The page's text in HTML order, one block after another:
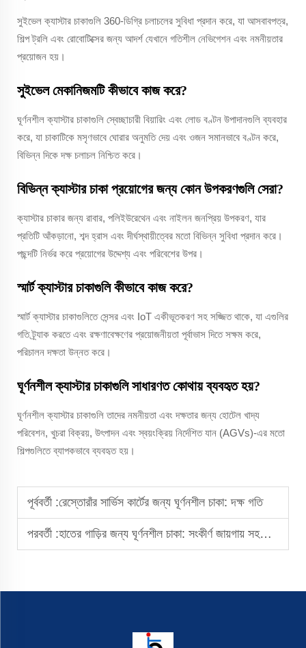
সুইভেল ক্যাস্টার চাকাগুলি 360-ডিগ্রি চলাচলের সুবিধা প্রদান করে, যা আসবাবপত্র,
শিল্প ট্রলি এবং রোবোটিক্সের জন্য আদর্শ যেখানে গতিশীল নেভিগেশন এবং নমনীয়তার
প্রয়োজন হয়।
সুইভেল মেকানিজমটি কীভাবে কাজ করে?
ঘূর্ণনশীল ক্যাস্টার চাকাগুলি স্বেচ্ছাচারী বিয়ারিং এবং লোড বণ্টন উপাদানগুলি ব্যবহার
করে, যা চাকাটিকে মসৃণভাবে ঘোরার অনুমতি দেয় এবং ওজন সমানভাবে বণ্টন করে,
বিভিন্ন দিকে দক্ষ চলাচল নিশ্চিত করে।
বিভিন্ন ক্যাস্টার চাকা প্রয়োগের জন্য কোন উপকরণগুলি সেরা?
ক্যাস্টার চাকার জন্য রাবার, পলিইউরেথেন এবং নাইলন জনপ্রিয় উপকরণ, যার
প্রতিটি আঁকড়ানো, শব্দ হ্রাস এবং দীর্ঘস্থায়ীত্বের মতো বিভিন্ন সুবিধা প্রদান করে।
পছন্দটি নির্ভর করে প্রয়োগের উদ্দেশ্য এবং পরিবেশের উপর।
স্মার্ট ক্যাস্টার চাকাগুলি কীভাবে কাজ করে?
স্মার্ট ক্যাস্টার চাকাগুলিতে সেন্সর এবং IoT একীভূতকরণ সহ সজ্জিত থাকে, যা এগুলির
গতি ট্র্যাক করতে এবং রক্ষণাবেক্ষণের প্রয়োজনীয়তা পূর্বাভাস দিতে সক্ষম করে,
পরিচালন দক্ষতা উন্নত করে।
ঘূর্ণনশীল ক্যাস্টার চাকাগুলি সাধারণত কোথায় ব্যবহৃত হয়?
ঘূর্ণনশীল ক্যাস্টার চাকাগুলি তাদের নমনীয়তা এবং দক্ষতার জন্য হোটেল খাদ্য
পরিবেশন, খুচরা বিক্রয়, উৎপাদন এবং স্বয়ংক্রিয় নির্দেশিত যান (AGVs)-এর মতো
শিল্পগুলিতে ব্যাপকভাবে ব্যবহৃত হয়।
পূর্ববর্তী :রেস্তোরাঁর সার্ভিস কার্টের জন্য ঘূর্ণনশীল চাকা: দক্ষ গতি
পরবর্তী :হাতের গাড়ির জন্য ঘূর্ণনশীল চাকা: সংকীর্ণ জায়গায় সহজ চালনা